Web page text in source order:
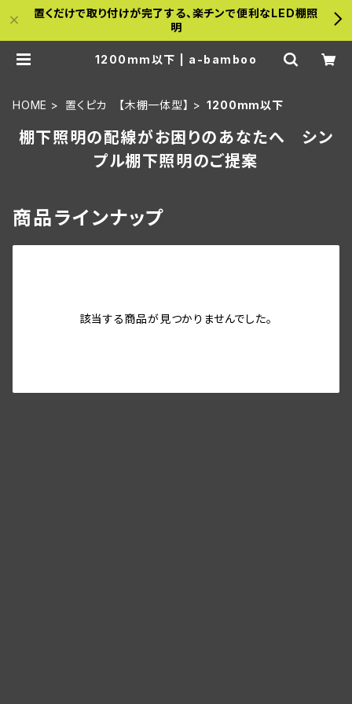
置くだけで取り付けが完了する、楽チンで便利なLED棚照
明
1200mm以下 | a-bamboo
HOME 置くピカ 【木棚一体型】 1200mm以下
棚下照明の配線がお困りのあなたへ シン
プル棚下照明のご提案
商品ラインナップ
該当する商品が見つかりませんでした。